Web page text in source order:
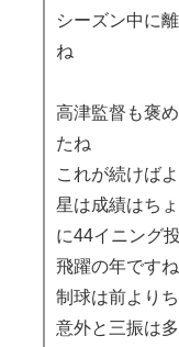
シーズン中に
ね
高津監督も褒
たね
これが続けば
星は成績はち
に44イニング
飛躍の年ですね
制球は前より
意外と三振は